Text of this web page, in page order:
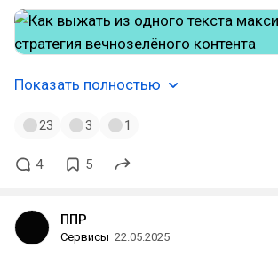
Показать полностью
23 3 1
4 5
ППР
Сервисы 22.05.2025